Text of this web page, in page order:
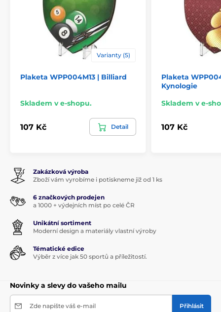
Varianty (5)
Plaketa WPP004M13 | Billiard
Skladem v e-shopu.
107 Kč Detail
Plaketa
Kynologie
Skladem v e-
107 Kč
Zakázková výroba
Zboží vám vyrobíme i potiskneme již od 1 ks
6 značkových prodejen
a 1000 + výdejních míst po celé ČR
Unikátní sortiment
Moderní design a materiály vlastní výroby
Tématické edice
Výběr z více jak 50 sportů a příležitostí.
Novinky a slevy do vašeho mailu
Zde napište váš e-mail Přihlásit